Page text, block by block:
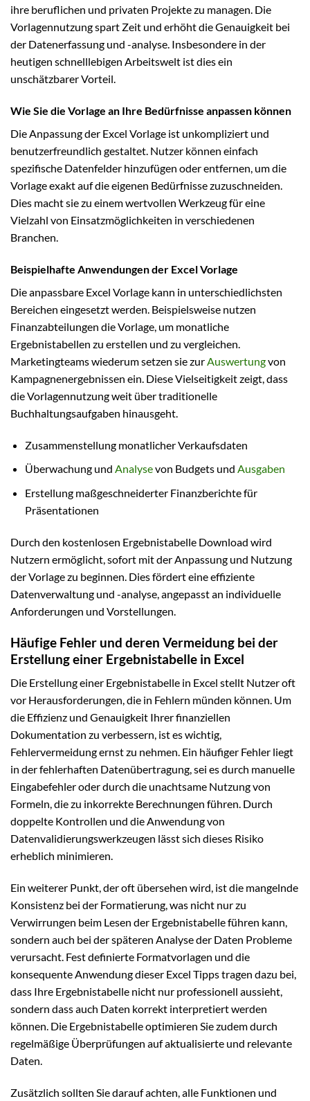
ihre beruflichen und privaten Projekte zu managen. Die
Vorlagennutzung spart Zeit und erhöht die Genauigkeit bei
der Datenerfassung und -analyse. Insbesondere in der
heutigen schnelllebigen Arbeitswelt ist dies ein
unschätzbarer Vorteil.
Wie Sie die Vorlage an Ihre Bedürfnisse anpassen können
Die Anpassung der Excel Vorlage ist unkompliziert und
benutzerfreundlich gestaltet. Nutzer können einfach
spezifische Datenfelder hinzufügen oder entfernen, um die
Vorlage exakt auf die eigenen Bedürfnisse zuzuschneiden.
Dies macht sie zu einem wertvollen Werkzeug für eine
Vielzahl von Einsatzmöglichkeiten in verschiedenen
Branchen.
Beispielhafte Anwendungen der Excel Vorlage
Die anpassbare Excel Vorlage kann in unterschiedlichsten
Bereichen eingesetzt werden. Beispielsweise nutzen
Finanzabteilungen die Vorlage, um monatliche
Ergebnistabellen zu erstellen und zu vergleichen.
Marketingteams wiederum setzen sie zurAuswertungvon
Kampagnenergebnissen ein. Diese Vielseitigkeit zeigt, dass
die Vorlagennutzung weit über traditionelle
Buchhaltungsaufgaben hinausgeht.
Zusammenstellung monatlicher Verkaufsdaten
Überwachung und Analysevon Budgets und Ausgaben
Erstellung maßgeschneiderter Finanzberichte für
Präsentationen
Durch den kostenlosen Ergebnistabelle Download wird
Nutzern ermöglicht, sofort mit der Anpassung und Nutzung
der Vorlage zu beginnen. Dies fördert eine effiziente
Datenverwaltung und -analyse, angepasst an individuelle
Anforderungen und Vorstellungen.
Häufige Fehler und deren Vermeidung bei der
Erstellung einer Ergebnistabelle in Excel
Die Erstellung einer Ergebnistabelle in Excel stellt Nutzer oft
vor Herausforderungen, die in Fehlern münden können. Um
die Effizienz und Genauigkeit Ihrer finanziellen
Dokumentation zu verbessern, ist es wichtig,
Fehlervermeidung ernst zu nehmen. Ein häufiger Fehler liegt
in der fehlerhaften Datenübertragung, sei es durch manuelle
Eingabefehler oder durch die unachtsame Nutzung von
Formeln, die zu inkorrekte Berechnungen führen. Durch
doppelte Kontrollen und die Anwendung von
Datenvalidierungswerkzeugen lässt sich dieses Risiko
erheblich minimieren.
Ein weiterer Punkt, der oft übersehen wird, ist die mangelnde
Konsistenz bei der Formatierung, was nicht nur zu
Verwirrungen beim Lesen der Ergebnistabelle führen kann,
sondern auch bei der späteren Analyse der Daten Probleme
verursacht. Fest definierte Formatvorlagen und die
konsequente Anwendung dieser Excel Tipps tragen dazu bei,
dass Ihre Ergebnistabelle nicht nur professionell aussieht,
sondern dass auch Daten korrekt interpretiert werden
können. Die Ergebnistabelle optimieren Sie zudem durch
regelmäßige Überprüfungen auf aktualisierte und relevante
Daten.
Zusätzlich sollten Sie darauf achten, alle Funktionen und